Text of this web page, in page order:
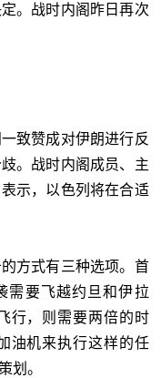
。战时内阁昨日再次
致赞成对伊朗进行反
。战时内阁成员、主
示，以色列将在合适
方式有三种选项。首
需要飞越约旦和伊拉
行，则需要两倍的时
油机来执行这样的任
划。